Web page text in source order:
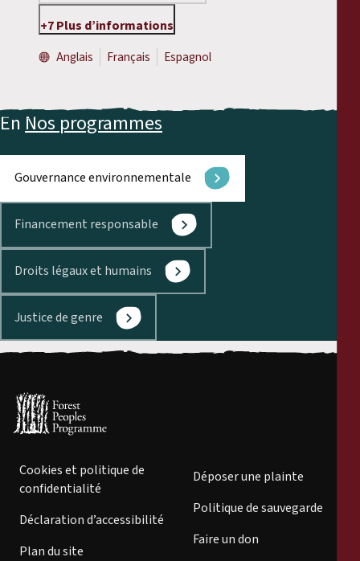
+7 Plus d’informations
Anglais
Français Espagnol
En Nos programmes
Gouvernance environnementale
Financement responsable
Droits légaux et humains
Justice de genre
Cookies et politique de
confidentialité
Déclaration d’accessibilité
Plan du site
Déposer une plainte
Politique de sauvegarde
Faire un don